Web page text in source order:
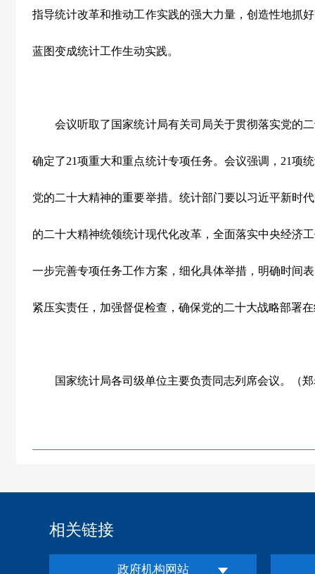
指导统计改革和推动工作实践的强大力量，创造性地抓
蓝图变成统计工作生动实践。
会议听取了国家统计局有关司局关于贯彻落实党的
确定了21项重大和重点统计专项任务。会议强调，21项
党的二十大精神的重要举措。统计部门要以习近平新时
的二十大精神统领统计现代化改革，全面落实中央经济
一步完善专项任务工作方案，细化具体举措，明确时间
紧压实责任，加强督促检查，确保党的二十大战略部署
国家统计局各司级单位主要负责同志列席会议。（
相关链接
政府机构网站